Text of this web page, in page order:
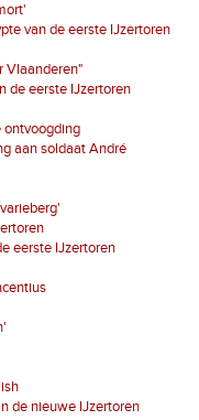
van de eerste IJzertoren
Vlaanderen"
de eerste IJzertoren
ontvoogding
aan soldaat André
eerste IJzertoren
de nieuwe IJzertoren